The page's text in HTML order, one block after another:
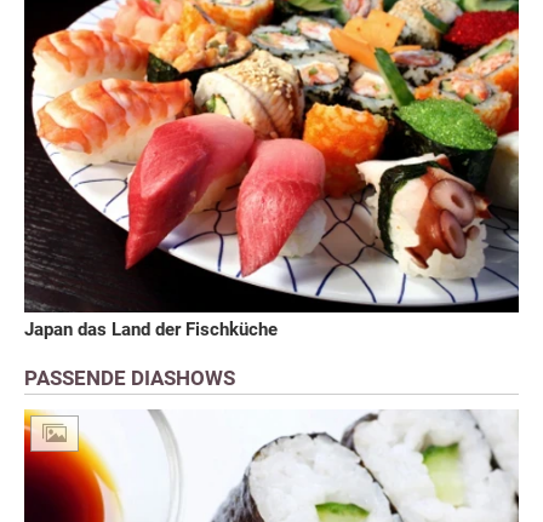
Japan das Land der Fischküche
PASSENDE DIASHOWS